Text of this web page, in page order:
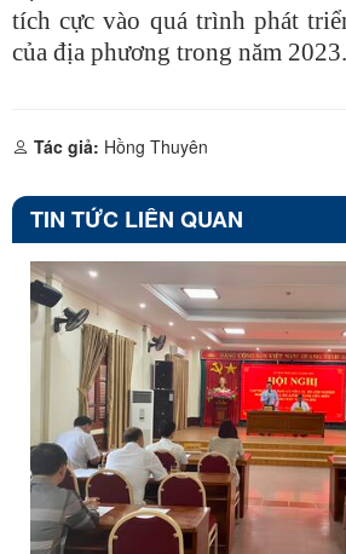
tích cực vào quá trình phát
của địa phương trong năm 2023.
Tác giả: Hồng Thuyên
TIN TỨC LIÊN QUAN